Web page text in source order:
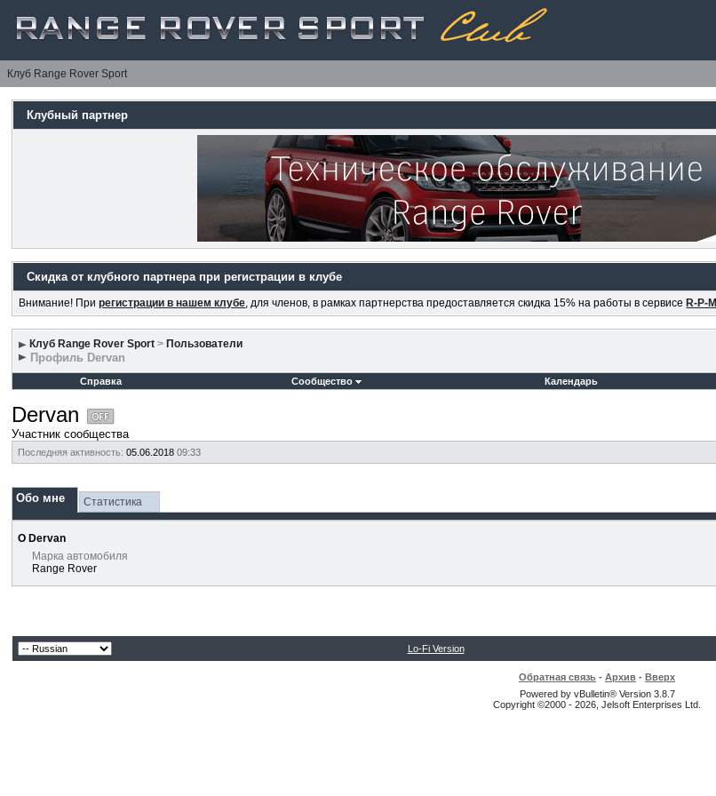
Клуб Range Rover Sport
Клубный партнер
Скидка от клубного партнера при регистрации в клубе
Внимание! Прирегистрации в нашем клубе, для членов, в рамках партнерства предоставляется скидка 15% на работы в сервисе R-P-M
Клуб Range Rover Sport > Пользователи
Профиль Dervan
Справка
Сообщество Календарь
Dervan
Участник сообщества
Последняя активность: 05.06.201809:33
Обо мне Статистика
О Dervan
Марка автомобиля
Range Rover
Lo-Fi Version
Обратная связь - Архив - Вверх
Powered by vBulletin® Version 3.8.7
Copyright ©2000 - 2026, Jelsoft Enterprises Ltd.